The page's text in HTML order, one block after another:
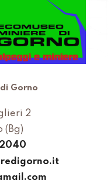
Gorno
2
(Bg)